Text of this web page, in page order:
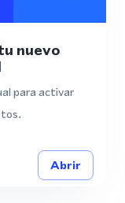
nuevo
para activar
Abrir